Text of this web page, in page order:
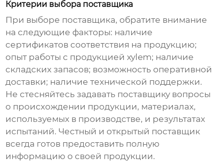
Критерии выбора поставщика
При выборе поставщика, обратите внимание
на следующие факторы: наличие
сертификатов соответствия на продукцию;
опыт работы с продукцией xylem; наличие
складских запасов; возможность оперативной
доставки; наличие технической поддержки.
Не стесняйтесь задавать поставщику вопросы
о происхождении продукции, материалах,
используемых в производстве, и результатах
испытаний. Честный и открытый поставщик
всегда готов предоставить полную
информацию о своей продукции.